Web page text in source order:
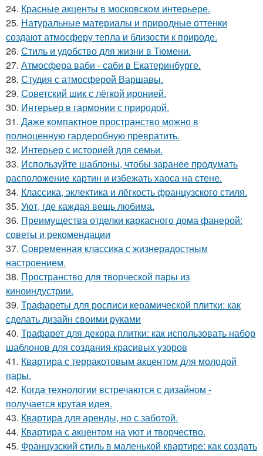
24. Красные акценты в московском интерьере.
25. Натуральные материалы и природные оттенки
создают атмосферу тепла и близости к природе.
26. Стиль и удобство для жизни в Тюмени.
27. Атмосфера ваби - саби в Екатеринбурге.
28. Студия с атмосферой Варшавы.
29. Советский шик с лёгкой иронией.
30. Интерьер в гармонии с природой.
31. Даже компактное пространство можно в
полноценную гардеробную превратить.
32. Интерьер с историей для семьи.
33. Используйте шаблоны, чтобы заранее продумать
расположение картин и избежать хаоса на стене.
34. Классика, эклектика и лёгкость французского стиля.
35. Уют, где каждая вещь любима.
36. Преимущества отделки каркасного дома фанерой:
советы и рекомендации
37. Современная классика с жизнерадостным
настроением.
38. Пространство для творческой пары из
киноиндустрии.
39. Трафареты для росписи керамической плитки: как
сделать дизайн своими руками
40. Трафарет для декора плитки: как использовать набор
шаблонов для создания красивых узоров
41. Квартира с терракотовым акцентом для молодой
пары.
42. Когда технологии встречаются с дизайном -
получается крутая идея.
43. Квартира для аренды, но с заботой.
44. Квартира с акцентом на уют и творчество.
45. Французский стиль в маленькой квартире: как создать